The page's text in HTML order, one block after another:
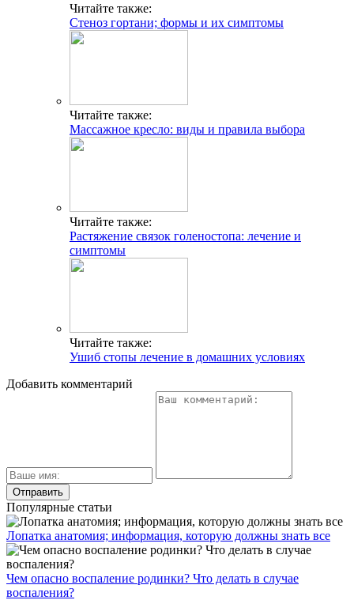
Читайте также:
Стеноз гортани; формы и их симптомы
Читайте также:
Массажное кресло: виды и правила выбора
Читайте также:
Растяжение связок голеностопа: лечение и
симптомы
Читайте также:
Ушиб стопы лечение в домашних условиях
Добавить комментарий
Популярные статьи
Лопатка анатомия; информация, которую должны знать все
Чем опасно воспаление родинки? Что делать в случае
воспаления?